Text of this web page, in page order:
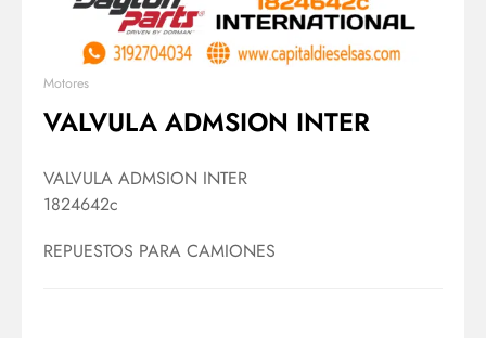
Motores
VALVULA ADMSION INTER
VALVULA ADMSION INTER
1824642c
REPUESTOS PARA CAMIONES